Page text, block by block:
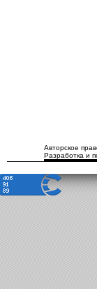
Авторское
Разработка и